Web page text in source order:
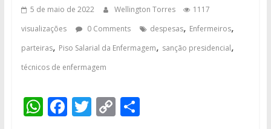
5 de maio de 2022 Wellington Torres
1117
visualizações
0 Comments despesas, Enfermeiros,
parteiras, Piso Salarial da Enfermagem, sanção presidencial,
técnicos de enfermagem
W F T C S